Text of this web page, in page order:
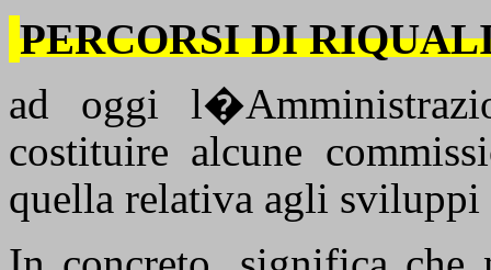
PERCORSI DI
ad oggi
costituire alcune
quella relativa agli